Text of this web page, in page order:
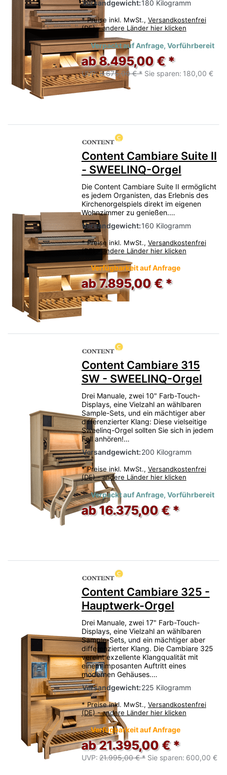
Versandgewicht:180 Kilogramm
* Preise inkl. MwSt., Versandkostenfrei
(DE) - andere Länder hier klicken
Verpackt auf Anfrage, Vorführbereit
ab 8.495,00 € *
UVP:8.675,00 € * Sie sparen: 180,00 €
Content Cambiare Suite II
- SWEELINQ-Orgel
Die Content Cambiare Suite II ermöglicht
es jedem Organisten, das Erlebnis des
Kirchenorgelspiels direkt im eigenen
Wohnzimmer zu genießen.…
Versandgewicht:160 Kilogramm
* Preise inkl. MwSt., Versandkostenfrei
(DE) - andere Länder hier klicken
Verfügbarkeit auf Anfrage
ab 7.895,00 € *
Content Cambiare 315
SW - SWEELINQ-Orgel
Drei Manuale, zwei 10" Farb-Touch-
Displays, eine Vielzahl an wählbaren
Sample-Sets, und ein mächtiger aber
differenzierter Klang: Diese vielseitige
Sweelinq-Orgel sollten Sie sich in jedem
Fall anhören!…
Versandgewicht:200 Kilogramm
* Preise inkl. MwSt., Versandkostenfrei
(DE) - andere Länder hier klicken
Verpackt auf Anfrage, Vorführbereit
ab 16.375,00 € *
Content Cambiare 325 -
Hauptwerk-Orgel
Drei Manuale, zwei 17" Farb-Touch-
Displays, eine Vielzahl an wählbaren
Sample-Sets, und ein mächtiger aber
differenzierter Klang. Die Cambiare 325
vereint exzellente Klangqualität mit
einem imposanten Auftritt eines
modernen Gehäuses.…
Versandgewicht:225 Kilogramm
* Preise inkl. MwSt., Versandkostenfrei
(DE) - andere Länder hier klicken
Verfügbarkeit auf Anfrage
ab 21.395,00 € *
UVP: 21.995,00 € * Sie sparen: 600,00 €